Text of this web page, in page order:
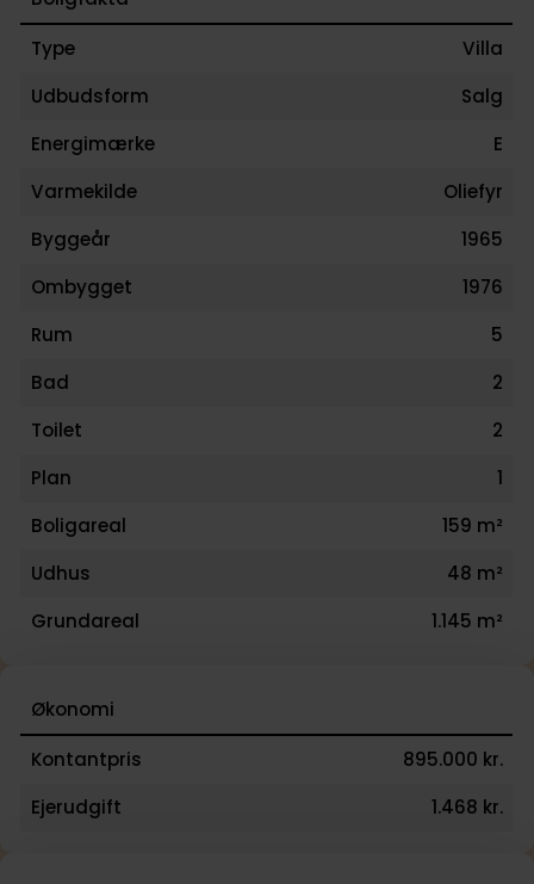
Type
Villa
Udbudsform
Salg
Energimærke
E
Varmekilde
Oliefyr
Byggeår
1965
Ombygget
1976
Rum
5
Bad
2
Toilet
2
Plan
1
Boligareal
159 m²
Udhus
48 m²
Grundareal
1.145 m²
Økonomi
Kontantpris
895.000 kr.
Ejerudgift
1.468 kr.